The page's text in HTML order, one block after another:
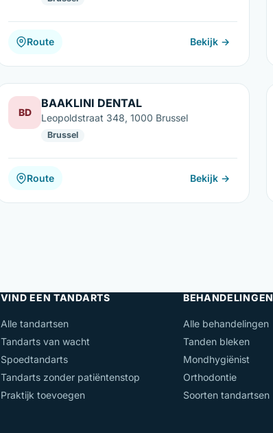
Route Bekijk →
BD
BAAKLINI DENTAL
Leopoldstraat 348, 1000 Brussel
Brussel
Route Bekijk →
VIND EEN TANDARTS
Alle tandartsen
Tandarts van wacht
Spoedtandarts
Tandarts zonder patiëntenstop
Praktijk toevoegen
BEHANDELINGEN
Alle behandelingen
Tanden bleken
Mondhygiënist
Orthodontie
Soorten tandartsen